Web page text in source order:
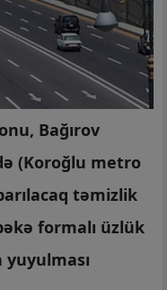
Bağırov
(Koroğlu metro
təmizlik
formalı üzlük
yuyulması